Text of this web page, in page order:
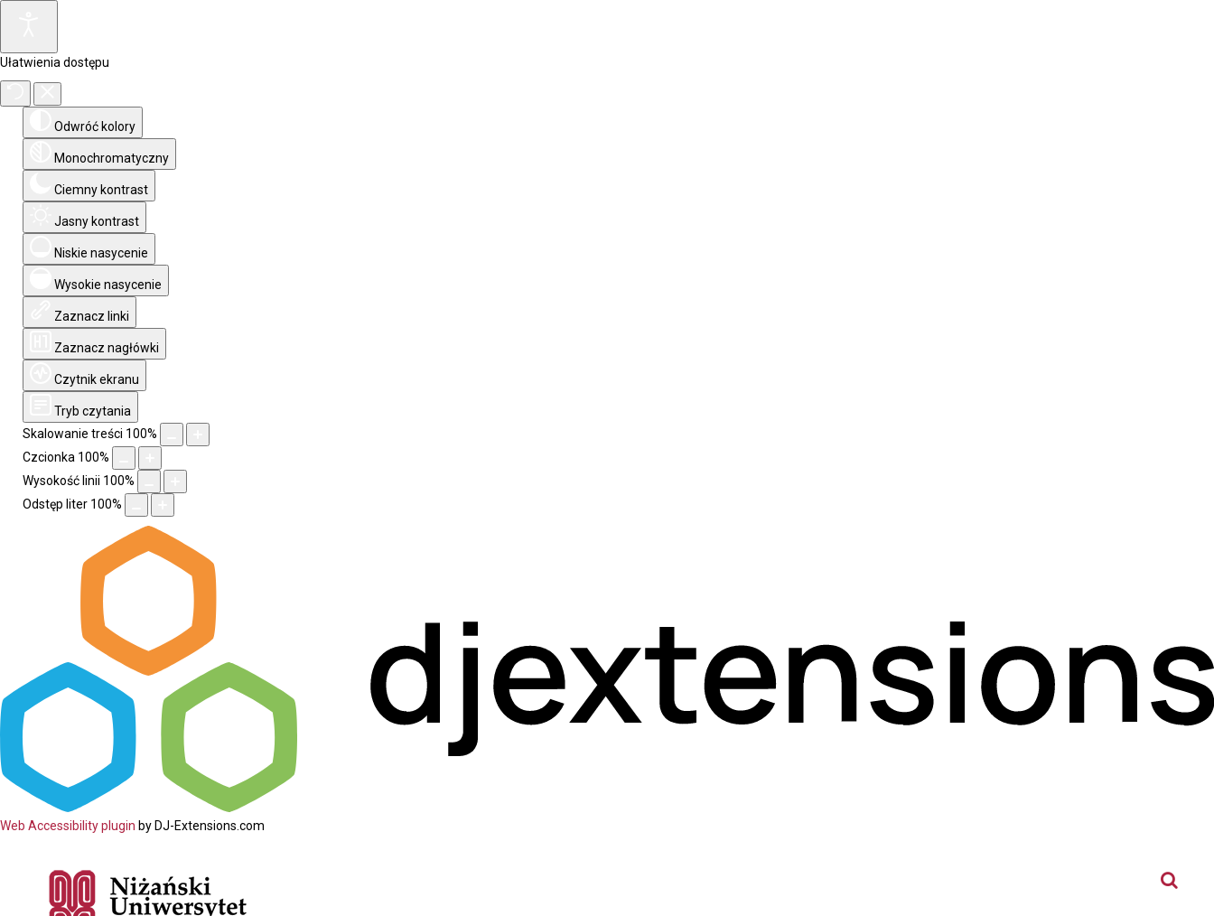
Ułatwienia dostępu
Odwróć kolory
Monochromatyczny
Ciemny kontrast
Jasny kontrast
Niskie nasycenie
Wysokie nasycenie
Zaznacz linki
Zaznacz nagłówki
Czytnik ekranu
Tryb czytania
Skalowanie treści 100%
Czcionka 100%
Wysokość linii 100%
Odstęp liter 100%
Web Accessibility plugin by DJ-Extensions.com